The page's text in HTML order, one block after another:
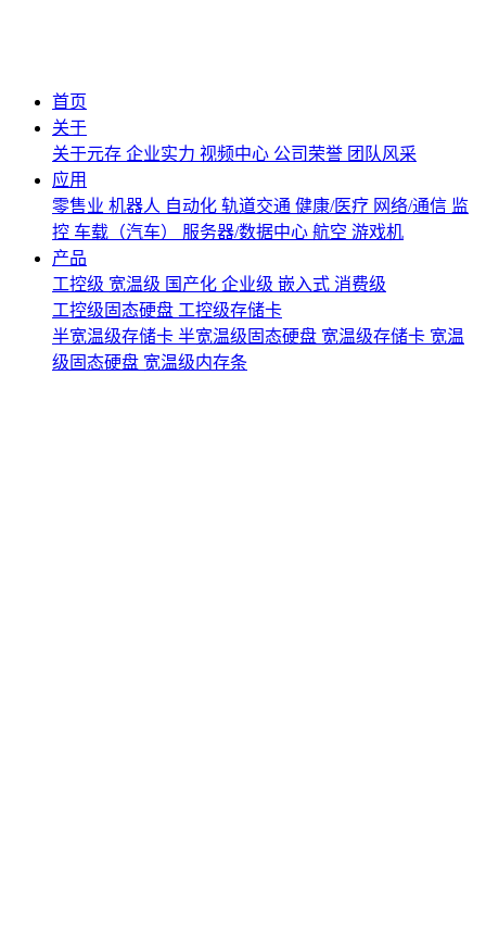
首页
关于
关于元存 企业实力 视频中心 公司荣誉 团队风采
应用
零售业 机器人 自动化 轨道交通 健康/医疗 网络/通信 监
控 车载（汽车） 服务器/数据中心 航空 游戏机
产品
工控级 宽温级 国产化 企业级 嵌入式 消费级
工控级固态硬盘 工控级存储卡
半宽温级存储卡 半宽温级固态硬盘 宽温级存储卡 宽温
级固态硬盘 宽温级内存条